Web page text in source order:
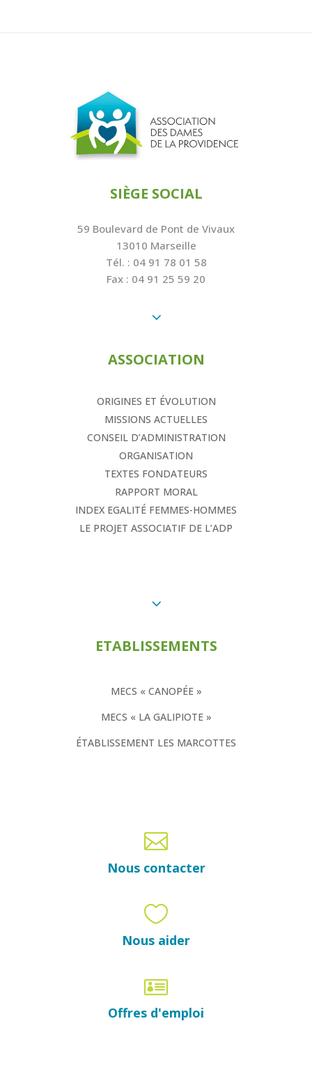
SIÈGE SOCIAL
59 Boulevard de Pont de Vivaux
13010 Marseille
Tél. : 04 91 78 01 58
Fax : 04 91 25 59 20
3
ASSOCIATION
ORIGINES ET ÉVOLUTION
MISSIONS ACTUELLES
CONSEIL D’ADMINISTRATION
ORGANISATION
TEXTES FONDATEURS
RAPPORT MORAL
INDEX EGALITÉ FEMMES-HOMMES
LE PROJET ASSOCIATIF DE L’ADP
3
ETABLISSEMENTS
MECS « CANOPÉE »
MECS « LA GALIPIOTE »
ÉTABLISSEMENT LES MARCOTTES

Nous contacter

Nous aider

Offres d'emploi